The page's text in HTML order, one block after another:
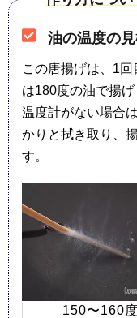
油の温度の
この唐揚げは、1
は180度の油で揚げ
温度計がない場合
かりと拭き取り、
す。
150〜160度